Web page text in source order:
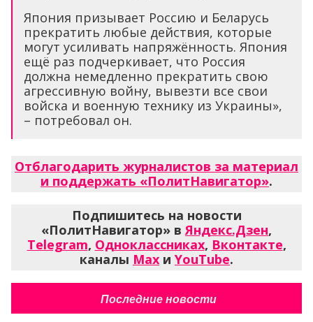
Япония призывает Россию и Беларусь
прекратить любые действия, которые
могут усиливать напряжённость. Япония
ещё раз подчеркивает, что Россия
должна немедленно прекратить свою
агрессивную войну, вывезти все свои
войска и военную технику из Украины»,
– потребовал он.
Отблагодарить журналистов за материал
и поддержать «ПолитНавигатор».
Подпишитесь на новости
«ПолитНавигатор» вЯндекс.Дзен,
Telegram, Одноклассниках, Вконтакте,
каналы Max и YouTube.
Последние новости